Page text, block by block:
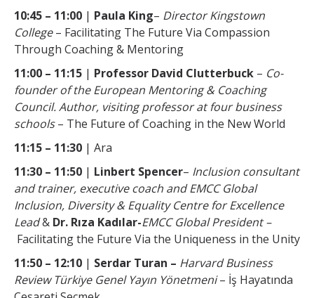
10:45 – 11:00 | Paula King– Director Kingstown
College– Facilitating The Future Via Compassion
Through Coaching & Mentoring
11:00 – 11:15 | Professor David Clutterbuck – Co-
founder of the European Mentoring & Coaching
Council. Author, visiting professor at four business
schools– The Future of Coaching in the New World
11:15 – 11:30 | Ara
11:30 – 11:50 | Linbert Spencer– Inclusion consultant
and trainer, executive coach and EMCC Global
Inclusion, Diversity & Equality Centre for Excellence
Lead& Dr. Rıza Kadılar-EMCC Global President –
Facilitating the Future Via the Uniqueness in the Unity
11:50 – 12:10 | Serdar Turan – Harvard Business
Review Türkiye Genel Yayın Yönetmeni– İş Hayatında